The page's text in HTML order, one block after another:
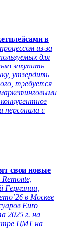
в
из-за
для
закупить
утвердить
требуется
персонала и
свои новые
Германии,
в Москве
Euro
2025 г. на
ЦМТ на